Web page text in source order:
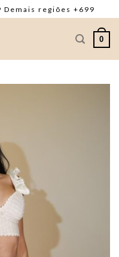
Demais regiões +699
0